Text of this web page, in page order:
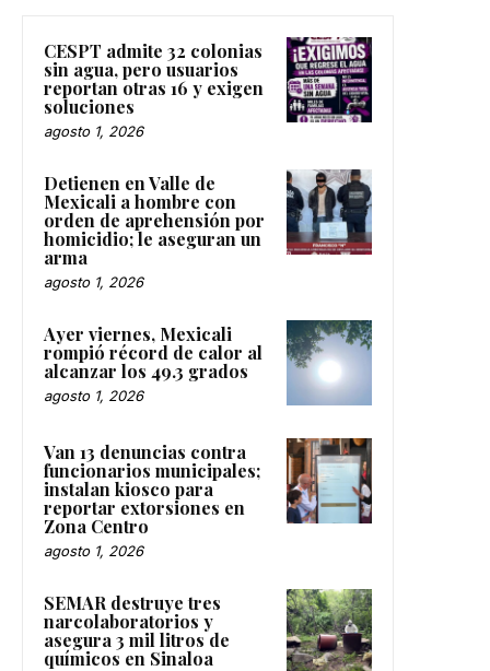
CESPT admite 32 colonias
sin agua, pero usuarios
reportan otras 16 y exigen
soluciones
agosto 1, 2026
Detienen en Valle de
Mexicali a hombre con
orden de aprehensión por
homicidio; le aseguran un
arma
agosto 1, 2026
Ayer viernes, Mexicali
rompió récord de calor al
alcanzar los 49.3 grados
agosto 1, 2026
Van 13 denuncias contra
funcionarios municipales;
instalan kiosco para
reportar extorsiones en
Zona Centro
agosto 1, 2026
SEMAR destruye tres
narcolaboratorios y
asegura 3 mil litros de
químicos en Sinaloa